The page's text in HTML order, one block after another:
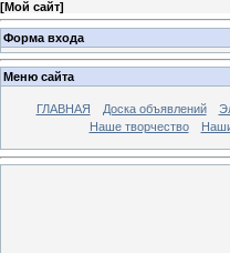
[Мой сайт]
Форма входа
Меню сайта
ГЛАВНАЯ Доска объявлений
Наше творчество